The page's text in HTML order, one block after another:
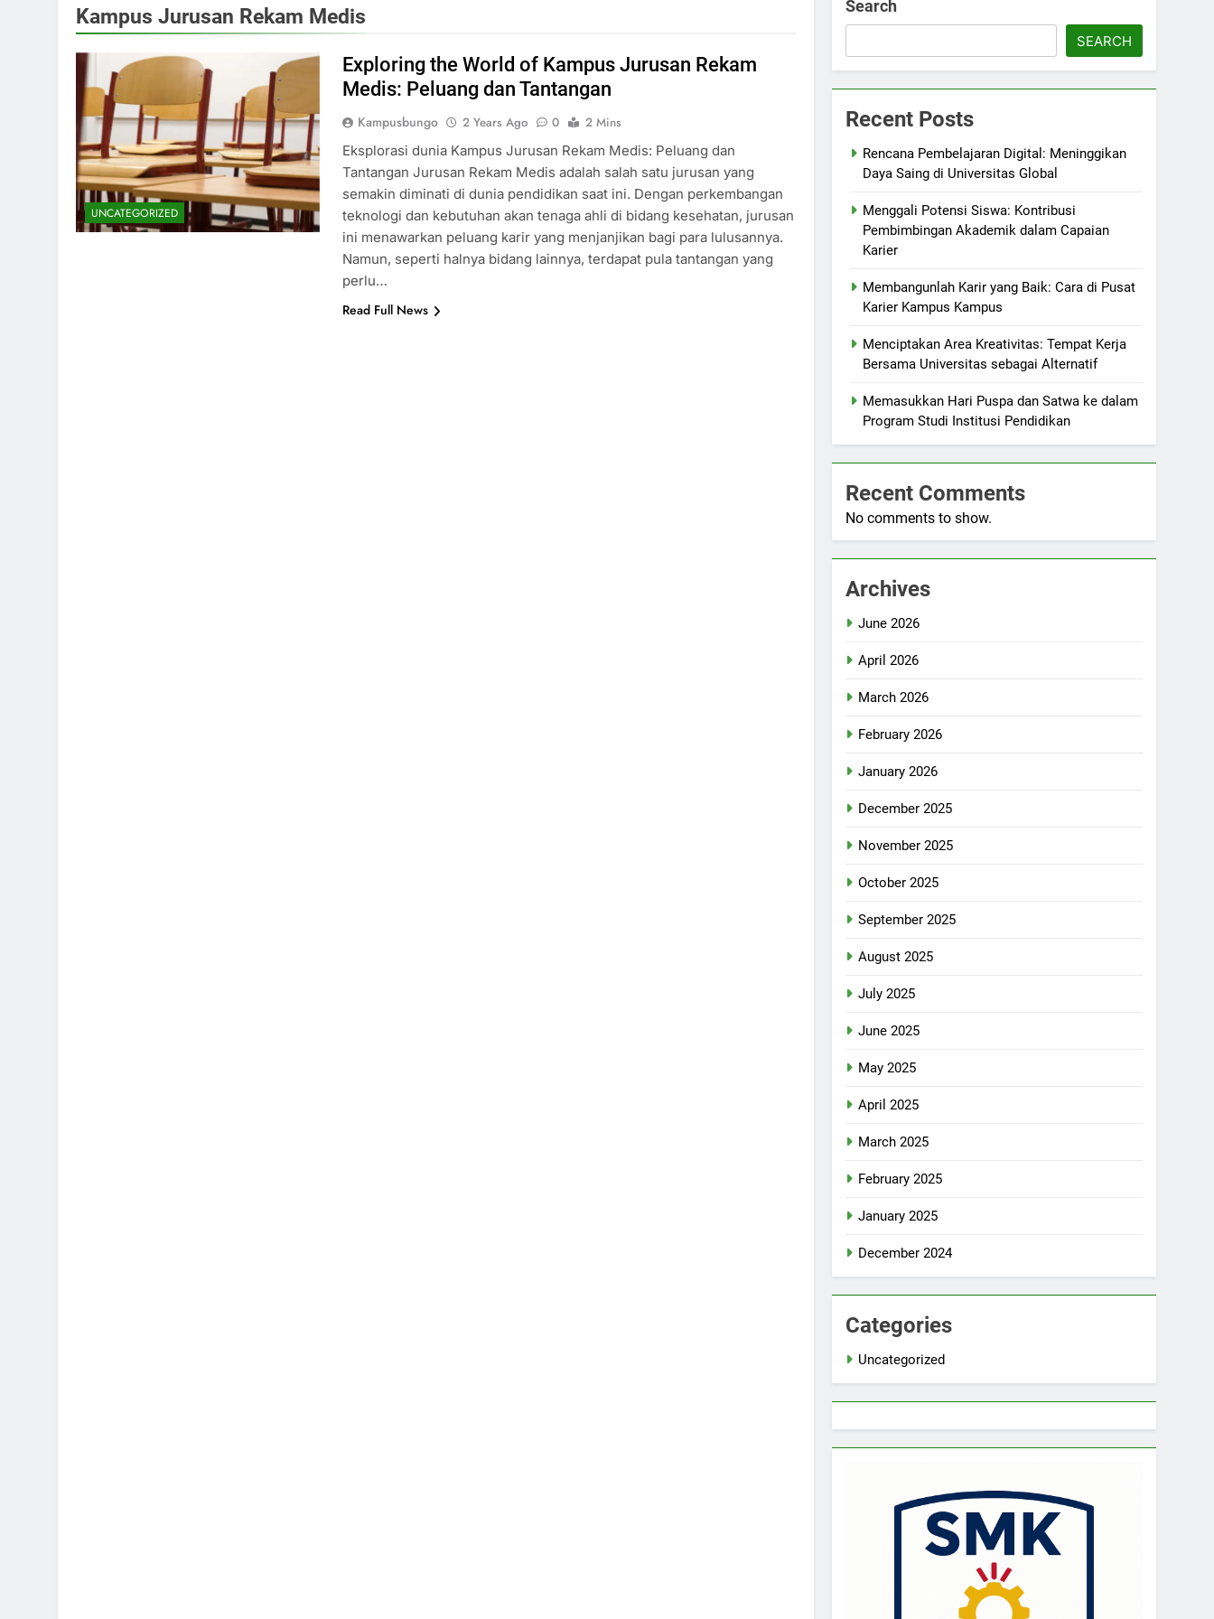
Kampus Jurusan Rekam Medis
UNCATEGORIZED
Exploring the World of Kampus Jurusan Rekam
Medis: Peluang dan Tantangan
Kampusbungo 2 Years Ago 0
2 Mins
Eksplorasi dunia Kampus Jurusan Rekam Medis: Peluang dan
Tantangan Jurusan Rekam Medis adalah salah satu jurusan yang
semakin diminati di dunia pendidikan saat ini. Dengan perkembangan
teknologi dan kebutuhan akan tenaga ahli di bidang kesehatan, jurusan
ini menawarkan peluang karir yang menjanjikan bagi para lulusannya.
Namun, seperti halnya bidang lainnya, terdapat pula tantangan yang
perlu…
Read Full News
Search
SEARCH
Recent Posts
Rencana Pembelajaran Digital: Meninggikan
Daya Saing di Universitas Global
Menggali Potensi Siswa: Kontribusi
Pembimbingan Akademik dalam Capaian
Karier
Membangunlah Karir yang Baik: Cara di Pusat
Karier Kampus Kampus
Menciptakan Area Kreativitas: Tempat Kerja
Bersama Universitas sebagai Alternatif
Memasukkan Hari Puspa dan Satwa ke dalam
Program Studi Institusi Pendidikan
Recent Comments
No comments to show.
Archives
June 2026
April 2026
March 2026
February 2026
January 2026
December 2025
November 2025
October 2025
September 2025
August 2025
July 2025
June 2025
May 2025
April 2025
March 2025
February 2025
January 2025
December 2024
Categories
Uncategorized